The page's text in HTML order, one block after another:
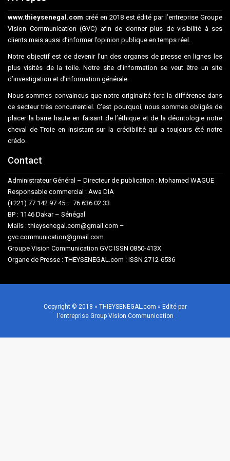
www.thieysenegal.com créé en 2018 est édité par l’entreprise Groupe
Vision Communication (GVC) afin de donner plus de visibilité à ses
clients mais aussi d’informer l’opinion publique en temps réel.
Notre objectif est de devenir l’un des organes de presse en lignes les
plus visités de la toile. Notre site d’information se veut être un site
d’investigation et d’information générale.
Nous sommes convaincus que notre originalité fera la différence dans
ce secteur très concurrentiel. C’est pourquoi, nous sommes obligés de
placer la barre haute en faisant de l’éthique et de la déontologie notre
cheval de Troie en insistant sur la crédibilité qui a toujours été notre
crédo.
Contact
Administrateur Général – Directeur de publication : Mohamed WAGUE
Responsable commercial : Awa DIA
(+221) 77 142 97 45 – 76 636 02 33
BP : 1146 Dakar – Sénégal
Mails : thieysenegal.com@gmail.com –
gvc.communication@gmail.com.
Groupe Vision Communication GVC ISSN 0850-413X
Organe de Presse : THEYSENEGAL.com : ISSN 2712-6536
Copyright © 2018 « THIEYSENEGAL.com » Edité par
l'entreprise Group Vision Communication